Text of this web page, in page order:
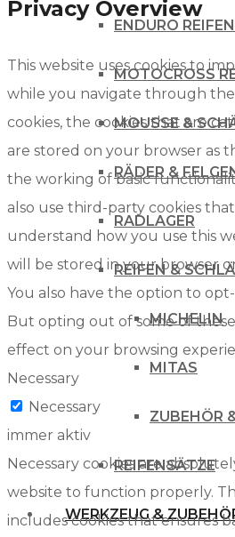
ENDURO REIFEN
MOTOCROSS
MOUSSE &
RÄDER &
RADLAGER
REIFEN &
MICHELIN
MITAS
ZUBEHÖR
REIFENSÄTZE
WERKZEUG &
Privacy Overview
This website uses cookies to
while you navigate through
cookies, the cookies that are
are stored on your browser as
the working of basic
also use third-party cookies
understand how you use this
will be stored in your browser
You also have the option to
But opting out of some of
effect on your browsing
Necessary
Necessary
immer aktiv
Necessary cookies are
website to function properly.
includes cookies that ensures